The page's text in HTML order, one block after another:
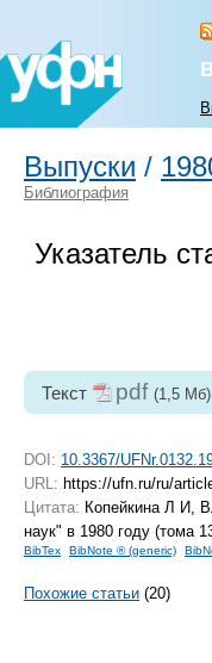
Выпуски /
Библиография
Указатель
Текст pdf (1,5 Мб)
DOI: 10.3367/
URL: https://ufn.ru/ru/
Цитата: Копейкина Л И,
наук" в 1980 году (тома
BibTex BibNote ® (generic)
Похожие статьи (20)